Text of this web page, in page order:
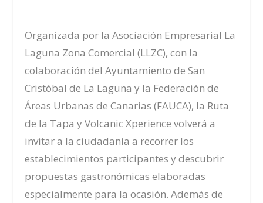
Organizada por la Asociación Empresarial La
Laguna Zona Comercial (LLZC), con la
colaboración del Ayuntamiento de San
Cristóbal de La Laguna y la Federación de
Áreas Urbanas de Canarias (FAUCA), la Ruta
de la Tapa y Volcanic Xperience volverá a
invitar a la ciudadanía a recorrer los
establecimientos participantes y descubrir
propuestas gastronómicas elaboradas
especialmente para la ocasión. Además de